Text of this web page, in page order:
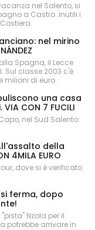
nel Salento, si
a Castro. Inutili i
nel mirino
Spagna, il Lecce
Sul classe 2003 c'è
milioni di euro.
una casa
CON 7 FUCILI
nel Sud Salento:
All'assalto della
4MILA EURO
dove si è verificato
si ferma, dopo
Nzola per il
potrebbe arrivare in